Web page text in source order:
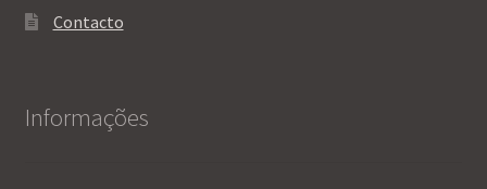
Contacto
Informações